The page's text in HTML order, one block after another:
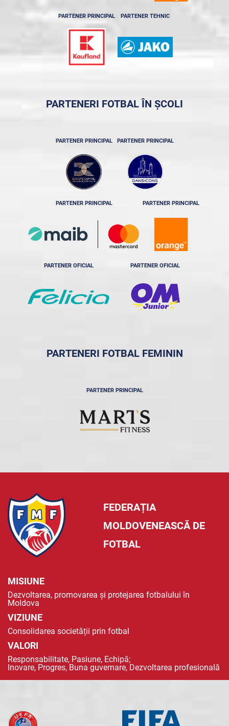
PARTENER PRINCIPAL PARTENER TEHNIC
PARTENERI FOTBAL ÎN ȘCOLI
PARTENER PRINCIPAL PARTENER PRINCIPAL
PARTENER PRINCIPAL PARTENER PRINCIPAL
PARTENER OFICIAL PARTENER OFICIAL
PARTENERI FOTBAL FEMININ
PARTENER PRINCIPAL
FEDERAȚIA
MOLDOVENEASCĂ DE
FOTBAL
MISIUNE
Dezvoltarea, promovarea și protejarea fotbalului în
Moldova
VIZIUNE
Consolidarea societății prin fotbal
VALORI
Responsabilitate, Pasiune, Echipă;
Inovare, Progres, Buna guvernare, Dezvoltarea profesională